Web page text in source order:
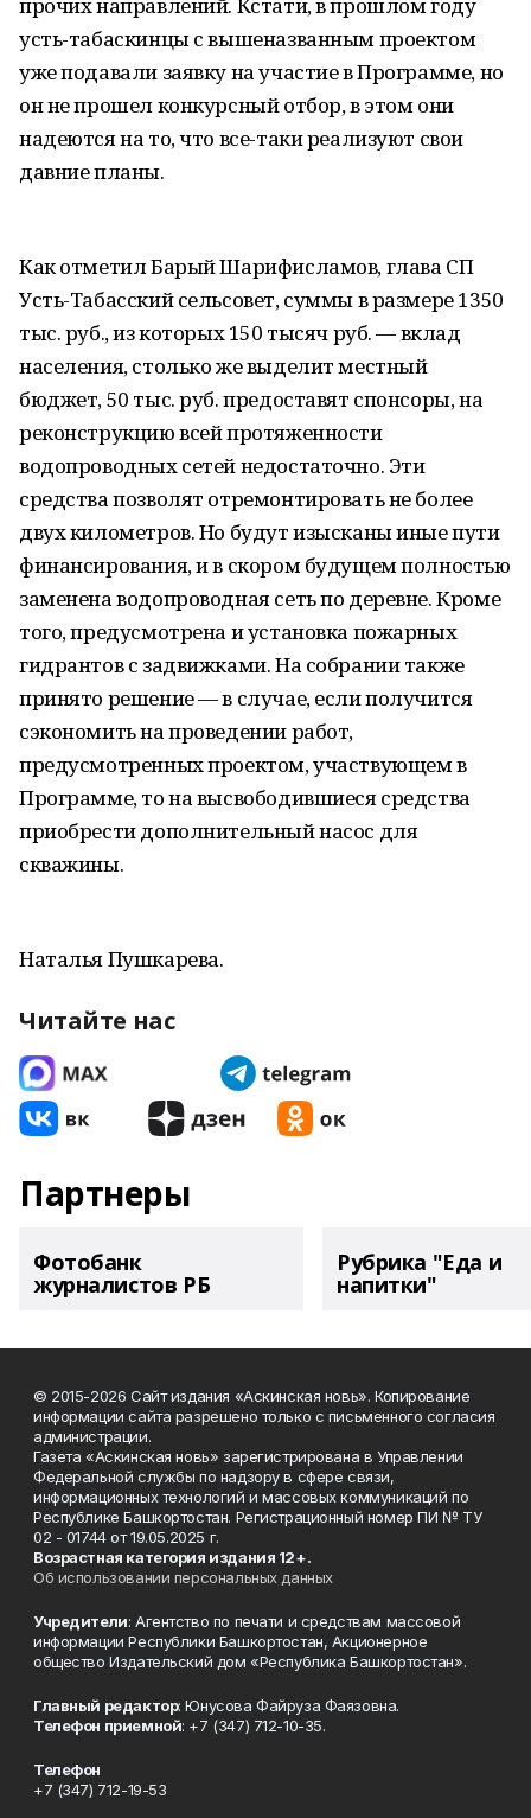
усть-табаскинцы с вышеназванным проектом
уже подавали заявку на участие в Программе, но
он не прошел конкурсный отбор, в этом они
надеются на то, что все-таки реализуют свои
давние планы.
Как отметил Барый Шарифисламов, глава СП
Усть-Табасский сельсовет, суммы в размере 1350
тыс. руб., из которых 150 тысяч руб. — вклад
населения, столько же выделит местный
бюджет, 50 тыс. руб. предоставят спонсоры, на
реконструкцию всей протяженности
водопроводных сетей недостаточно. Эти
средства позволят отремонтировать не более
двух километров. Но будут изысканы иные пути
финансирования, и в скором будущем полностью
заменена водопроводная сеть по деревне. Кроме
того, предусмотрена и установка пожарных
гидрантов с задвижками. На собрании также
принято решение — в случае, если получится
сэкономить на проведении работ,
предусмотренных проектом, участвующем в
Программе, то на высвободившиеся средства
приобрести дополнительный насос для
скважины.
Наталья Пушкарева.
Читайте нас
Партнеры
Фотобанк
журналистов РБ
Рубрика "Еда и
напитки"
© 2015-2026 Сайт издания «Аскинская новь». Копирование
информации сайта разрешено только с письменного согласия
администрации.
Газета «Аскинская новь» зарегистрирована в Управлении
Федеральной службы по надзору в сфере связи,
информационных технологий и массовых коммуникаций по
Республике Башкортостан. Регистрационный номер ПИ № ТУ
02 - 01744 от 19.05.2025 г.
Возрастная категория издания 12+.
Об использовании персональных данных
Учредители: Агентство по печати и средствам массовой
информации Республики Башкортостан, Акционерное
общество Издательский дом «Республика Башкортостан».
Главный редактор: Юнусова Файруза Фаязовна.
Телефон приемной: +7 (347) 712-10-35.
Телефон
+7 (347) 712-19-53